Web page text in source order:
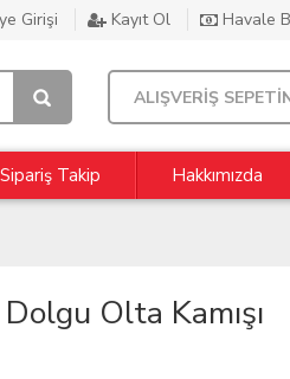
Girişi Kayıt Ol Havale
ALIŞVERİŞ
Sipariş Takip Hakkımızda
Olta Kamışı